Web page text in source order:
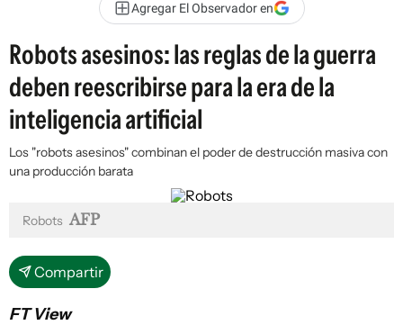
Agregar El Observador en
Robots asesinos: las reglas de la guerra
deben reescribirse para la era de la
inteligencia artificial
Los "robots asesinos" combinan el poder de destrucción masiva con
una producción barata
Robots AFP
Compartir
FT View